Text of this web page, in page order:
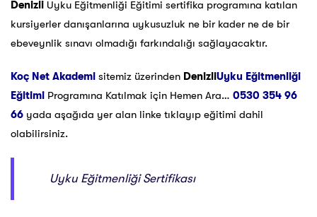
Denizli Uyku Eğitmenliği Eğitimi sertifika programına katılan
kursiyerler danışanlarına uykusuzluk ne bir kader ne de bir
ebeveynlik sınavı olmadığı farkındalığı sağlayacaktır.
Koç Net Akademi sitemiz üzerinden DenizliUyku Eğitmenliği
Eğitimi Programına Katılmak için Hemen Ara… 0530 354 96
66 yada aşağıda yer alan linke tıklayıp eğitimi dahil
olabilirsiniz.
Uyku Eğitmenliği Sertifikası